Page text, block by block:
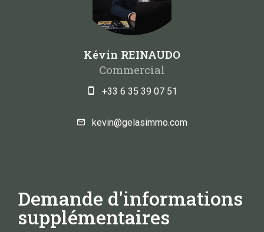
Kévin REINAUDO
Commercial
+33 6 35 39 07 51
kevin@gelasimmo.com
Demande d'informations
supplémentaires